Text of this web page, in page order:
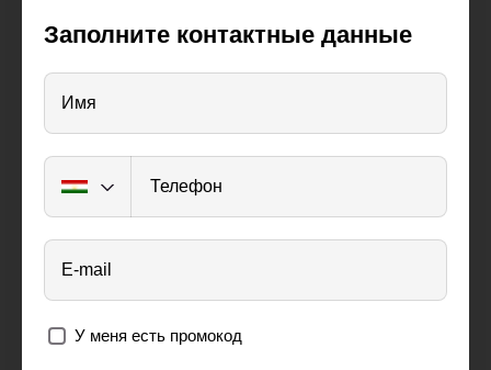
Заполните контактные данные
Имя
Телефон
E-mail
У меня есть промокод